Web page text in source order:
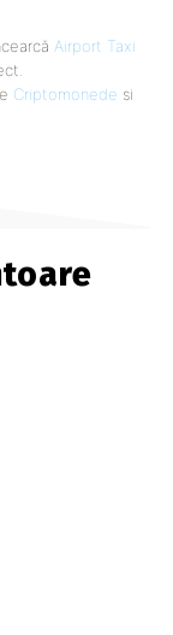
Airport Taxi
Criptomonede si